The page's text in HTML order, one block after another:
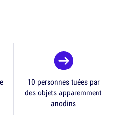
10 personnes tuées par
des objets apparemment
anodins